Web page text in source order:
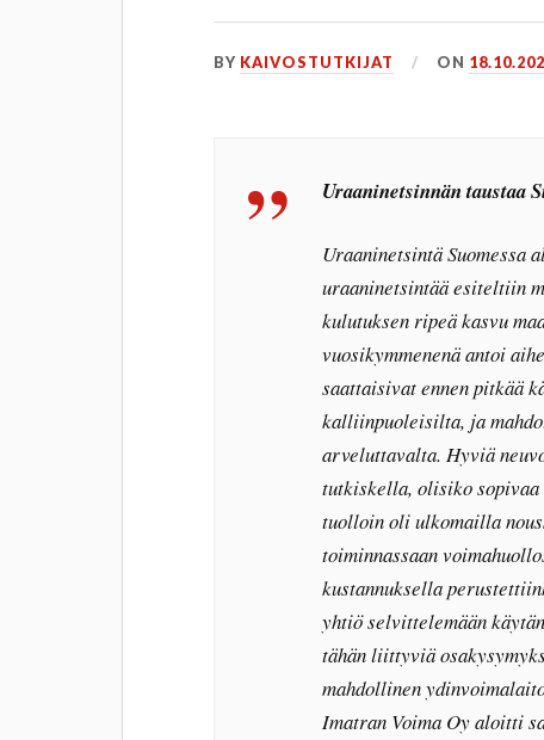
BY KAIVOSTUTKIJAT ON
Uraaninetsinnän taustaa
Uraaninetsintä Suomessa
uraaninetsintää esiteltiin
kulutuksen ripeä kasvu
vuosikymmenenä antoi
saattaisivat ennen pitkää
kalliinpuoleisilta, ja
arveluttavalta. Hyviä
tutkiskella, olisiko
tuolloin oli ulkomailla
toiminnassaan
kustannuksella
yhtiö selvittelemään
tähän liittyviä
mahdollinen
Imatran Voima Oy aloitti